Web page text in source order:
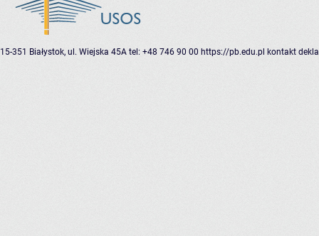
15-351 Białystok, ul. Wiejska 45A tel: +48 746 90 00 https://pb.edu.pl kontakt